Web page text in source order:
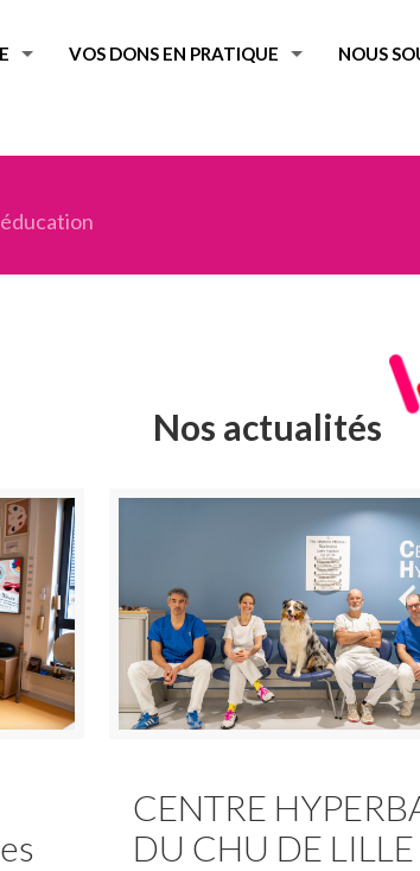
VOS DONS EN PRATIQUE NOUS
Nos actualités
CENTRE
DU CHU DE LILLE